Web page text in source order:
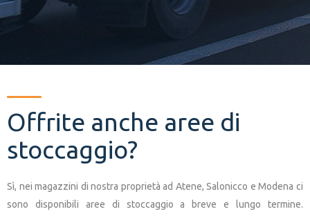
Offrite anche aree di
stoccaggio?
Sì, nei magazzini di nostra proprietà ad Atene, Salonicco e Modena ci
sono disponibili aree di stoccaggio a breve e lungo termine.